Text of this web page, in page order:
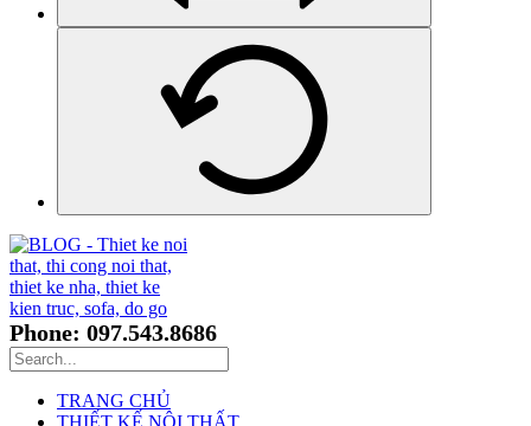
Phone: 097.543.8686
TRANG CHỦ
THIẾT KẾ NỘI THẤT